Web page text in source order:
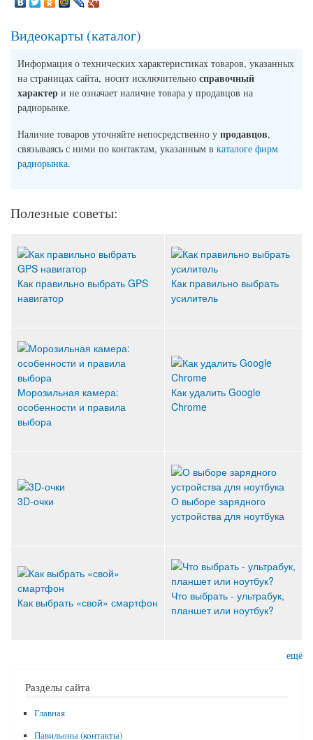
Видеокарты (каталог)
Информация о технических характеристиках товаров, указанных
на страницах сайта, носит исключительно справочный
характер и не означает наличие товара у продавцов на
радиорынке.
Наличие товаров уточняйте непосредственно у продавцов,
связываясь с ними по контактам, указанным в каталоге фирм
радиорынка.
Полезные советы:
Как правильно выбрать GPS
навигатор
Как правильно выбрать
усилитель
Морозильная камера:
особенности и правила
выбора
Как удалить Google
Chrome
3D-очки
О выборе зарядного
устройства для ноутбука
Как выбрать «свой» смартфон
Что выбрать - ультрабук,
планшет или ноутбук?
ещё
Разделы сайта
Главная
Павильоны (контакты)